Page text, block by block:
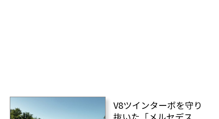
V8ツインターボを守り